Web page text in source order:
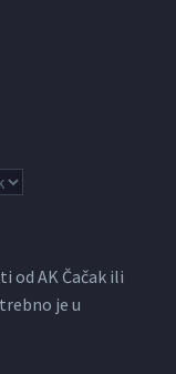
od AK Čačak ili
je u